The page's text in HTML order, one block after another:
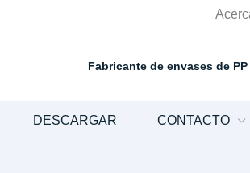
Fabricante de envases de
DESCARGAR CONTACTO